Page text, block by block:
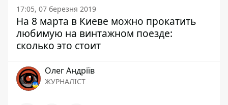
17:05, 07 березня 2019
На 8 марта в Киеве можно прокатить
любимую на винтажном поезде:
сколько это стоит
Олег Андріїв
ЖУРНАЛІСТ